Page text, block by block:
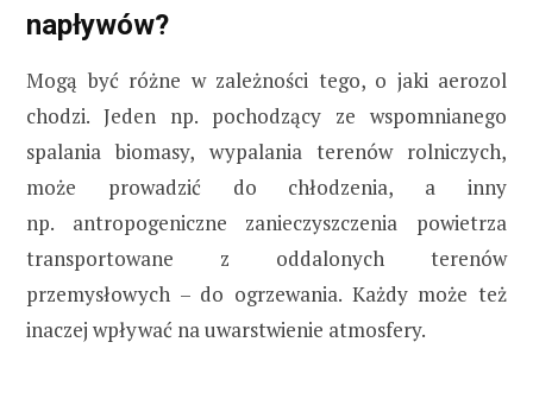
napływów?
Mogą być różne w zależności tego, o jaki aerozol
chodzi. Jeden np. pochodzący ze wspomnianego
spalania biomasy, wypalania terenów rolniczych,
może prowadzić do chłodzenia, a inny
np. antropogeniczne zanieczyszczenia powietrza
transportowane z oddalonych terenów
przemysłowych – do ogrzewania. Każdy może też
inaczej wpływać na uwarstwienie atmosfery.